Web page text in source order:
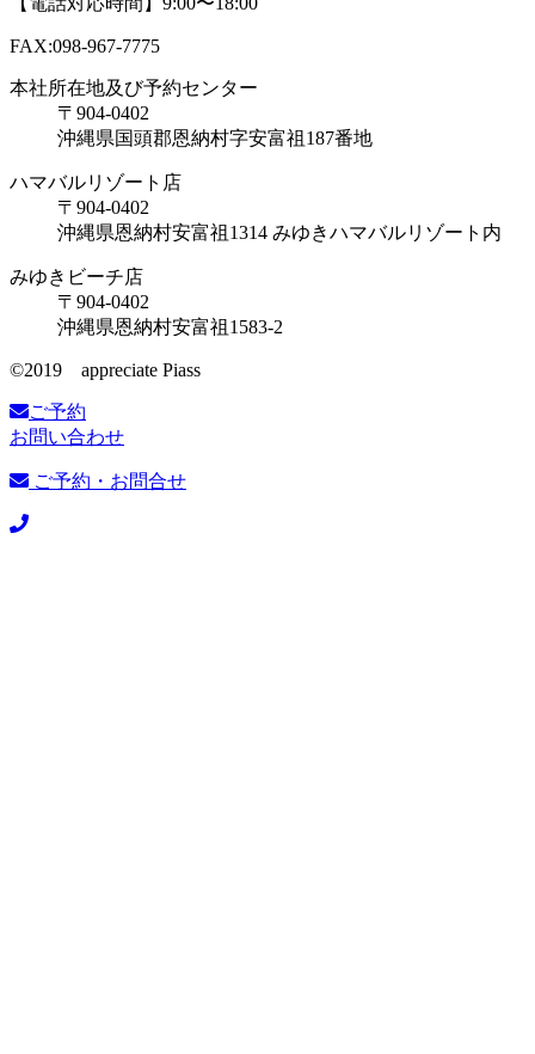
FAX:098-967-7775
本社所在地及び予約センター
〒904-0402
沖縄県国頭郡恩納村字安富祖187番地
ハマバルリゾート店
〒904-0402
沖縄県恩納村安富祖1314 みゆきハマバルリゾート内
みゆきビーチ店
〒904-0402
沖縄県恩納村安富祖1583-2
©️2019 appreciate Piass
ご予約
お問い合わせ
ご予約・お問合せ